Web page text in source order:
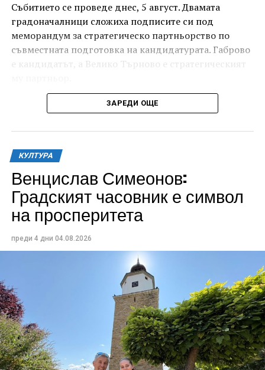
Събитието се проведе днес, 5 август. Двамата
градоначалници сложиха подписите си под
меморандум за стратегическо партньорство по
съвместната подготовка на кандидатурата. Габрово
е кандидатът, а Велико Търново е стратегическият
Изборът на Дряновския мост – този архитектурен
шедьовър на възрожденското ни строителство и
майсторство, вечен символ на Дряново, носи
дълбоко послание. Мястото, където документът бе
подписан, символизира свързаността,
сътрудничеството и общото бъдеще, подчерта
кметът Таня Христова.
По думите ѝ мостът, построен от Първомайстора
през 1861 г. свързва двата града, обединени от
ЗАРЕДИ ОЩЕ
КУЛТУРА
Венцислав Симеонов:
Градският часовник е символ
на просперитета
преди 4 дни 04.08.2026